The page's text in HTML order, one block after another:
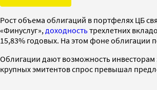
Рост объема облигаций в портфелях ЦБ
«Финуслуг», доходностьтрехлетних
15,83% годовых. На этом фоне облигации
Облигации дают возможность инвесторам
крупных эмитентов спрос превышал